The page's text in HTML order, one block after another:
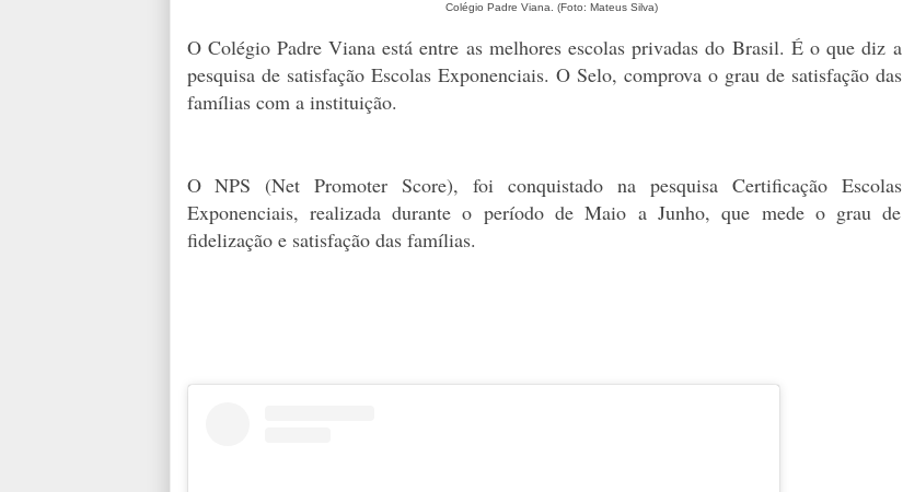
Colégio Padre Viana. (Foto: Mateus Silva)
O Colégio Padre Viana está entre as melhores escolas privadas do Brasil. É o que diz a
pesquisa de satisfação Escolas Exponenciais. O Selo, comprova o grau de satisfação das
famílias com a instituição.
O NPS (Net Promoter Score), foi conquistado na pesquisa Certificação Escolas
Exponenciais, realizada durante o período de Maio a Junho, que mede o grau de
fidelização e satisfação das famílias.